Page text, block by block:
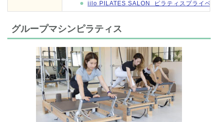
iilo PILATES SALON ピラティスプライベー
グループマシンピラティス